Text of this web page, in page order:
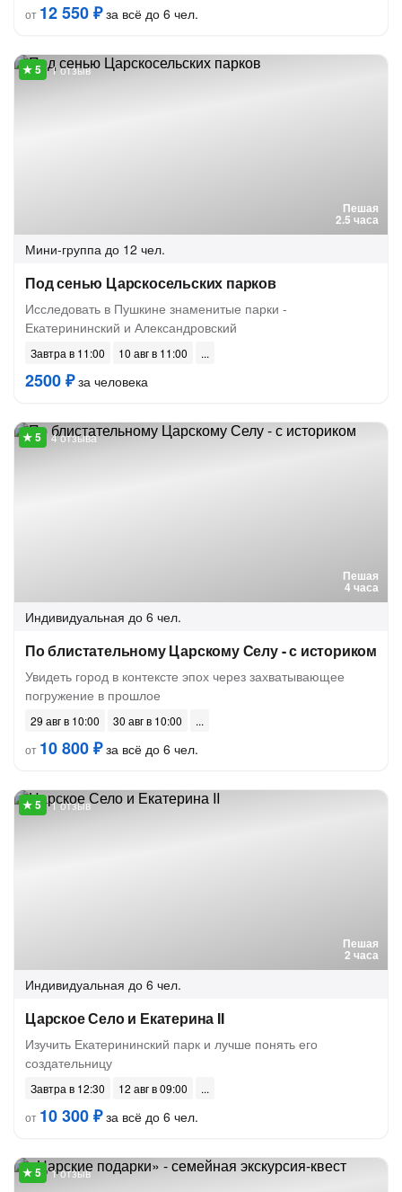
от 12 550 ₽за всё до 6 чел.
Пешая
2.5 часа
1 отзыв
Мини-группа до 12 чел.
Под сенью Царскосельских парков
Исследовать в Пушкине знаменитые парки -
Екатерининский и Александровский
Завтра в 11:00 10 авг в 11:00
2500 ₽за человека
Пешая
4 часа
4 отзыва
Индивидуальная до 6 чел.
По блистательному Царскому Селу - с историком
Увидеть город в контексте эпох через захватывающее
погружение в прошлое
29 авг в 10:00
30 авг в 10:00
от 10 800 ₽за всё до 6 чел.
Пешая
2 часа
1 отзыв
Индивидуальная до 6 чел.
Царское Село и Екатерина II
Изучить Екатерининский парк и лучше понять его
создательницу
Завтра в 12:30
12 авг в 09:00
от 10 300 ₽за всё до 6 чел.
1 отзыв